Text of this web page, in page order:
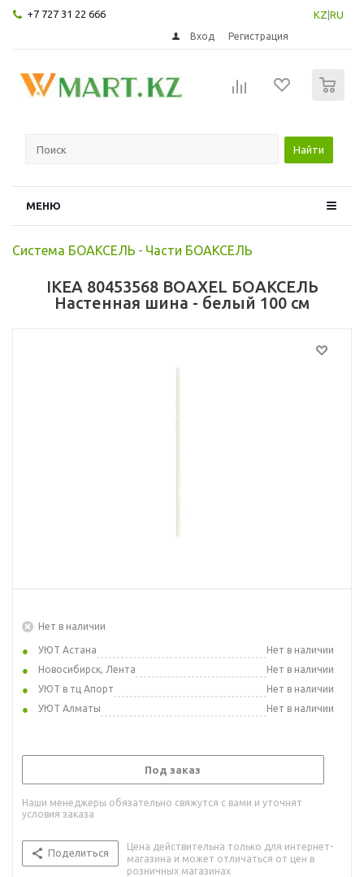
+7 727 31 22 666 KZ RU
Вход Регистрация
Найти
МЕНЮ
Система БОАКСЕЛЬ - Части БОАКСЕЛЬ
IKEA 80453568 BOAXEL БОАКСЕЛЬ
Настенная шина - белый 100 см
Нет в наличии
УЮТ Астана
Нет в наличии
Новосибирск, Лента
Нет в наличии
УЮТ в тц Апорт
Нет в наличии
УЮТ Алматы
Нет в наличии
Под заказ
Наши менеджеры обязательно свяжутся с вами и уточнят
условия заказа
Поделиться
Цена действительна только для интернет-
магазина и может отличаться от цен в
розничных магазинах